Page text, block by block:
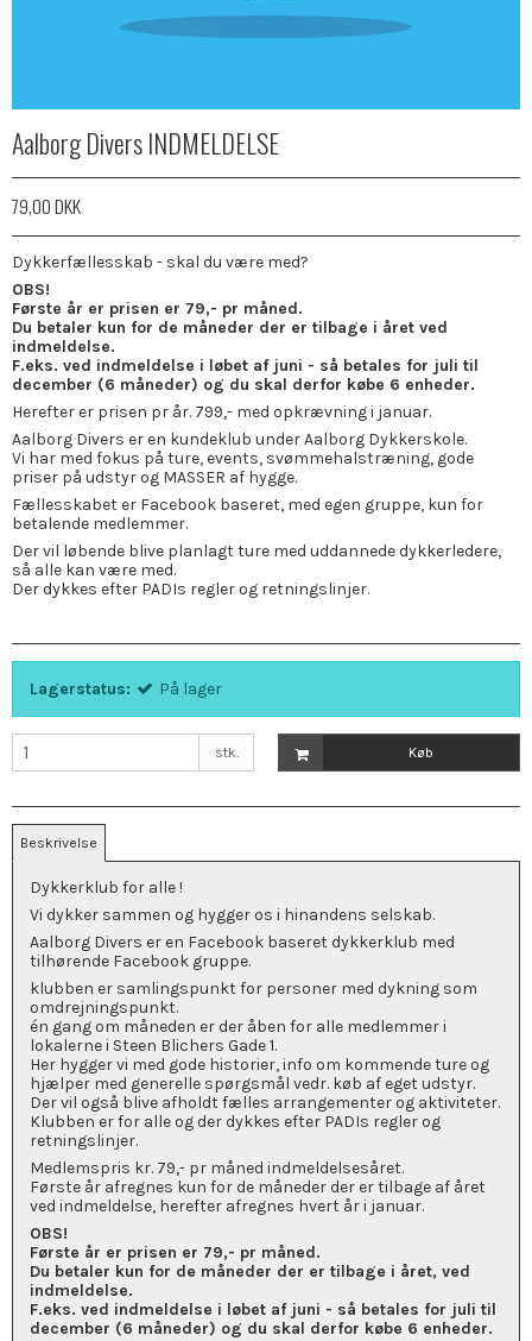
Aalborg Divers INDMELDELSE
79,00 DKK
Dykkerfællesskab - skal du være med?
OBS!
Første år er prisen er 79,- pr måned.
Du betaler kun for de måneder der er tilbage i året ved
indmeldelse.
F.eks. ved indmeldelse i løbet af juni - så betales for juli til
december (6 måneder) og du skal derfor købe 6 enheder.
Herefter er prisen pr år. 799,- med opkrævning i januar.
Aalborg Divers er en kundeklub under Aalborg Dykkerskole.
Vi har med fokus på ture, events, svømmehalstræning, gode
priser på udstyr og MASSER af hygge.
Fællesskabet er Facebook baseret, med egen gruppe, kun for
betalende medlemmer.
Der vil løbende blive planlagt ture med uddannede dykkerledere,
så alle kan være med.
Der dykkes efter PADIs regler og retningslinjer.
Lagerstatus: På lager
stk. Køb
Beskrivelse
Dykkerklub for alle !
Vi dykker sammen og hygger os i hinandens selskab.
Aalborg Divers er en Facebook baseret dykkerklub med
tilhørende Facebook gruppe.
klubben er samlingspunkt for personer med dykning som
omdrejningspunkt.
én gang om måneden er der åben for alle medlemmer i
lokalerne i Steen Blichers Gade 1.
Her hygger vi med gode historier, info om kommende ture og
hjælper med generelle spørgsmål vedr. køb af eget udstyr.
Der vil også blive afholdt fælles arrangementer og aktiviteter.
Klubben er for alle og der dykkes efter PADIs regler og
retningslinjer.
Medlemspris kr. 79,- pr måned indmeldelsesåret.
Første år afregnes kun for de måneder der er tilbage af året
ved indmeldelse, herefter afregnes hvert år i januar.
OBS!
Første år er prisen er 79,- pr måned.
Du betaler kun for de måneder der er tilbage i året, ved
indmeldelse.
F.eks. ved indmeldelse i løbet af juni - så betales for juli til
december (6 måneder) og du skal derfor købe 6 enheder.